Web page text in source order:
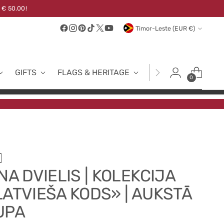
€ 50.00!
Currency Timor-Leste (EUR €)
GIFTS FLAGS & HERITAGE FABRICS
0
DVIELIS | KOLEKCIJA
KODS» | AUKSTĀ